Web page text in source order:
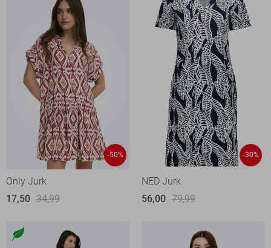
-50%
Only Jurk
17,50 34,99
-30%
NED Jurk
56,00 79,99